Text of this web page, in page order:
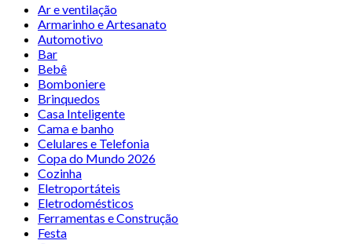
Ar e ventilação
Armarinho e Artesanato
Automotivo
Bar
Bebê
Bomboniere
Brinquedos
Casa Inteligente
Cama e banho
Celulares e Telefonia
Copa do Mundo 2026
Cozinha
Eletroportáteis
Eletrodomésticos
Ferramentas e Construção
Festa